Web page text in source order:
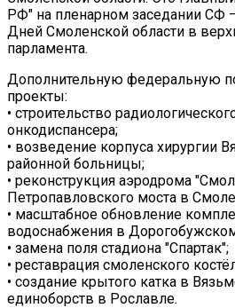
РФ" на пленарном заседании СФ
Дней Смоленской области в
парламента.
Дополнительную федеральную
проекты:
• строительство
онкодиспансера;
• возведение корпуса хирургии
районной больницы;
• реконструкция аэродрома
Петропавловского моста в
• масштабное обновление
водоснабжения в
• замена поля стадиона "Спартак";
• реставрация смоленского
• создание крытого катка в
единоборств в Рославле.